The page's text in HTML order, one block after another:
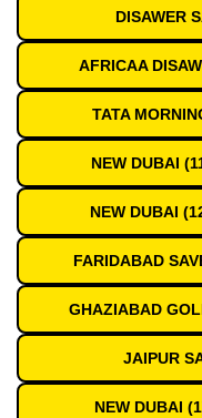
DISAWER
AFRICAA
TATA
NEW DUBAI
NEW DUBAI
FARIDABAD
GHAZIABAD
JAIPUR
NEW DUBAI